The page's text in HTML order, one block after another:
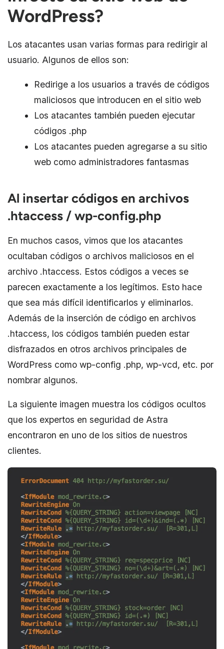
WordPress?
Los atacantes usan varias formas para redirigir al
usuario. Algunos de ellos son:
Redirige a los usuarios a través de códigos
maliciosos que introducen en el sitio web
Los atacantes también pueden ejecutar
códigos .php
Los atacantes pueden agregarse a su sitio
web como administradores fantasmas
Al insertar códigos en archivos
.htaccess / wp-config.php
En muchos casos, vimos que los atacantes
ocultaban códigos o archivos maliciosos en el
archivo .htaccess. Estos códigos a veces se
parecen exactamente a los legítimos. Esto hace
que sea más difícil identificarlos y eliminarlos.
Además de la inserción de código en archivos
.htaccess, los códigos también pueden estar
disfrazados en otros archivos principales de
WordPress como wp-config .php, wp-vcd, etc. por
nombrar algunos.
La siguiente imagen muestra los códigos ocultos
que los expertos en seguridad de Astra
encontraron en uno de los sitios de nuestros
clientes.